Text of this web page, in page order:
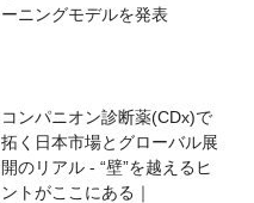
ーニングモデルを発表
コンパニオン診断薬(CDx)で
拓く日本市場とグローバル展
開のリアル - “壁”を越えるヒ
ントがここにある｜